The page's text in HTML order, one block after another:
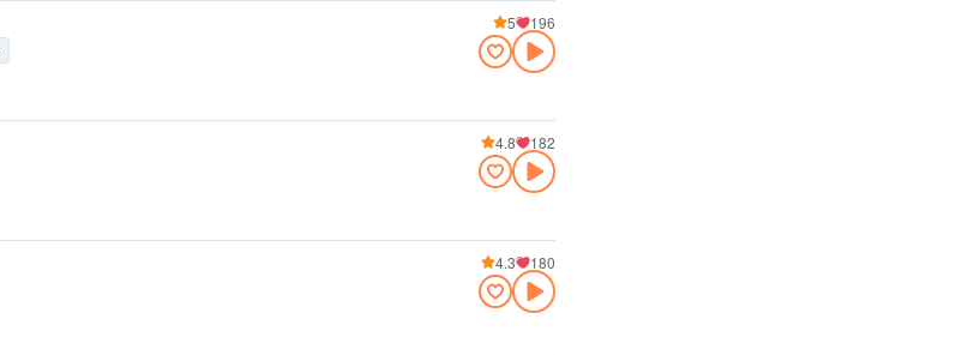
5 196
4.8 182
4.3 180